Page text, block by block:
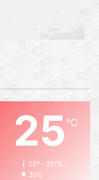
25℃
25º - 25º%
30%